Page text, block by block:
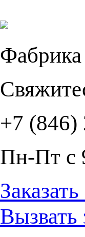
+7 (846)
Пн-Пт с
Вызвать